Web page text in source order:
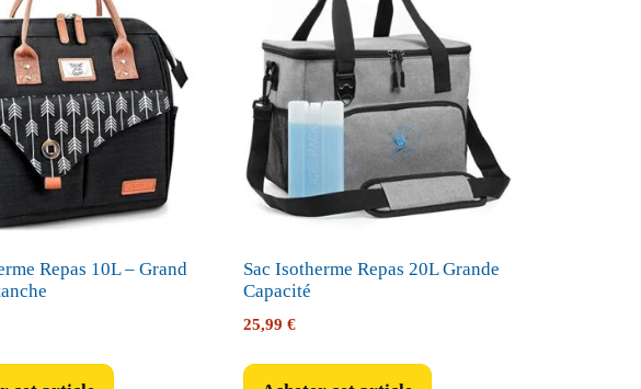
Repas 10L – Grand
Sac Isotherme Repas 20L Grande
Capacité
25,99 €